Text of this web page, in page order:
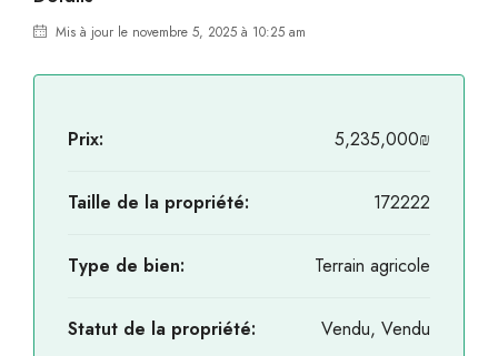
Mis à jour le novembre 5, 2025 à 10:25 am
Prix: 5,235,000₪
Taille de la propriété: 172222
Type de bien: Terrain agricole
Statut de la propriété: Vendu, Vendu